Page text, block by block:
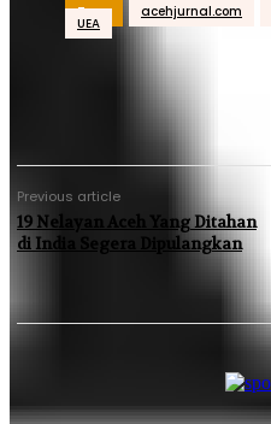
Tags acehjurnal.com
UEA
Previous article
19 Nelayan Aceh Yang Ditahan
di India Segera Dipulangkan